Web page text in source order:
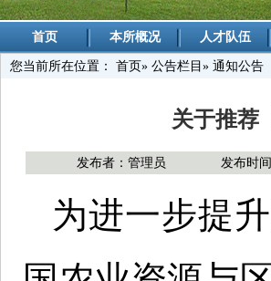
首页 本所概况 人才队伍
您当前所在位置： 首页» 公告栏目 » 通知公告
关于推荐
发布者：管理员 发布时
为进一步提